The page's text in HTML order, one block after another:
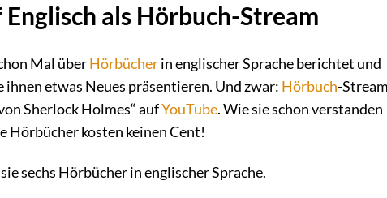
als Hörbuch-Stream
Mal überHörbücherin englischer Sprache berichtet und
ihnen etwas Neues präsentieren. Und zwar: Hörbuch-
Sherlock Holmes“ aufYouTube. Wie sie schon verstanden
Hörbücher kosten keinen Cent!
sechs Hörbücher in englischer Sprache.